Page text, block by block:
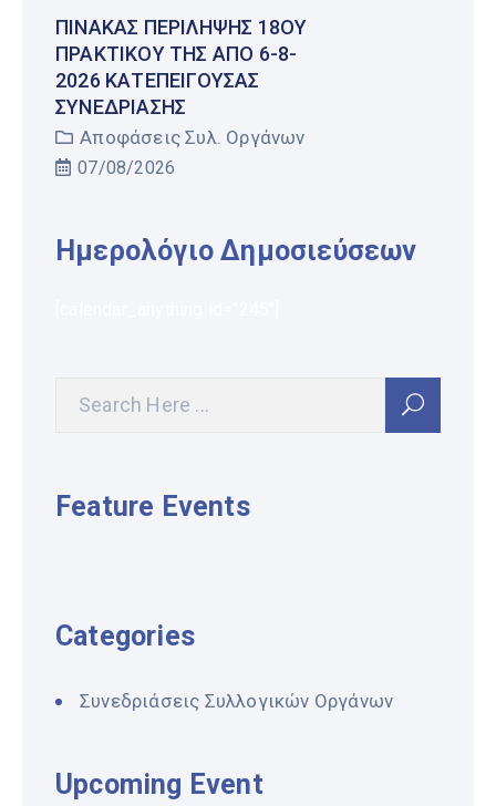
ΠΊΝΑΚΑΣ ΠΕΡΊΛΗΨΗΣ 18ΟΥ
ΠΡΑΚΤΙΚΟΎ ΤΗΣ ΑΠΌ 6-8-
2026 ΚΑΤΕΠΕΊΓΟΥΣΑΣ
ΣΥΝΕΔΡΊΑΣΗΣ
Αποφάσεις Συλ. Οργάνων
07/08/2026
Ημερολόγιο Δημοσιεύσεων
Feature Events
Categories
Συνεδριάσεις Συλλογικών Οργάνων
Upcoming Event